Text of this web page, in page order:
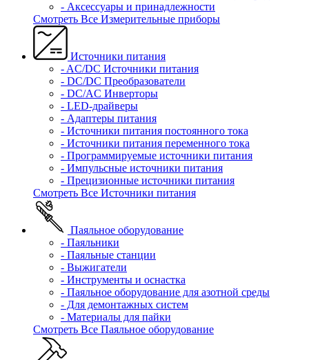
- Аксессуары и принадлежности
Смотреть Все Измерительные приборы
Источники питания
- AC/DC Источники питания
- DC/DC Преобразователи
- DC/AC Инверторы
- LED-драйверы
- Адаптеры питания
- Источники питания постоянного тока
- Источники питания переменного тока
- Программируемые источники питания
- Импульсные источники питания
- Прецизионные источники питания
Смотреть Все Источники питания
Паяльное оборудование
- Паяльники
- Паяльные станции
- Выжигатели
- Инструменты и оснастка
- Паяльное оборудование для азотной среды
- Для демонтажных систем
- Материалы для пайки
Смотреть Все Паяльное оборудование